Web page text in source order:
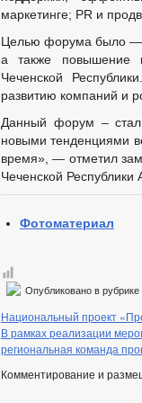
БЮДЖЕТ
БЮДЖЕТ ПО
ОТЧЕТ ОБ
МУНИЦИПАЛЬНЫЕ УСЛУГИ
ПРИЕМ ГРАЖДАН
маркетинге; PR и
Целью форума было —
а также повышение
Чеченской
развитию компаний и
Данный форум –
новыми тенденциями
время», — отметил
Чеченской
Фотоматериал
Опубликовано в рубрике
Национальный проект
В рамках реализации
региональная команда
Комментирование и